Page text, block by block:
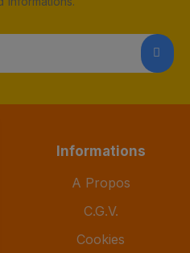
Informations
A Propos
C.G.V.
Cookies